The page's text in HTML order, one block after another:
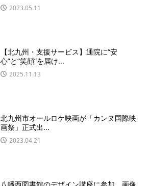
2023.05.11
【北九州・支援サービス】通院に“安
心”と“笑顔”を届け...
2025.11.13
北九州市オールロケ映画が「カンヌ国際映
画祭」正式出...
2023.04.21